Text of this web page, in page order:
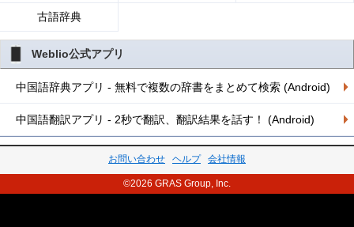
古語辞典
Weblio公式アプリ
中国語辞典アプリ - 無料で複数の辞書をまとめて検索 (Android)
中国語翻訳アプリ - 2秒で翻訳、翻訳結果を話す！ (Android)
お問い合わせ ヘルプ 会社情報
©2026 GRAS Group, Inc.